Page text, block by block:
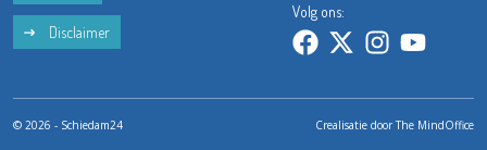
Disclaimer
Volg ons:
© 2026 - Schiedam24 Crealisatie doorThe MindOffice